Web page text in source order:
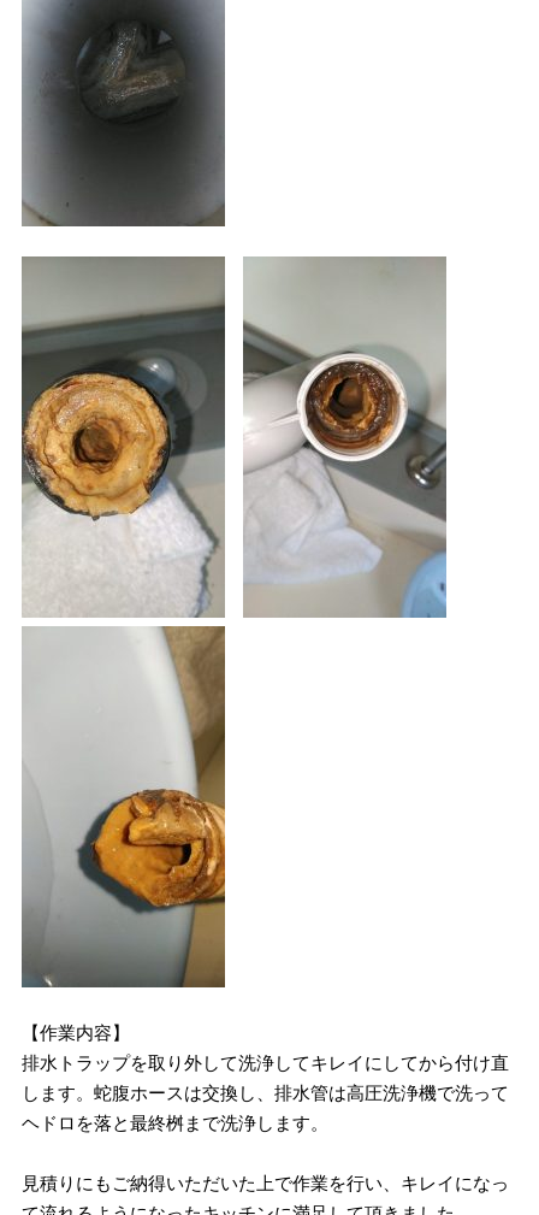
【作業内容】
排水トラップを取り外して洗浄してキレイにしてから付け直
します。蛇腹ホースは交換し、排水管は高圧洗浄機で洗って
ヘドロを落と最終桝まで洗浄します。
見積りにもご納得いただいた上で作業を行い、キレイになっ